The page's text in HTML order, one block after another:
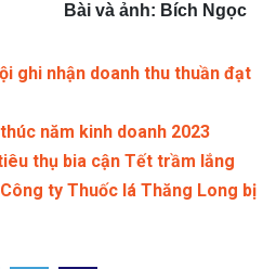
Bài và ảnh: Bích Ngọc
ghi nhận doanh thu thuần đạt
năm kinh doanh 2023
thụ bia cận Tết trầm lắng
ty Thuốc lá Thăng Long bị